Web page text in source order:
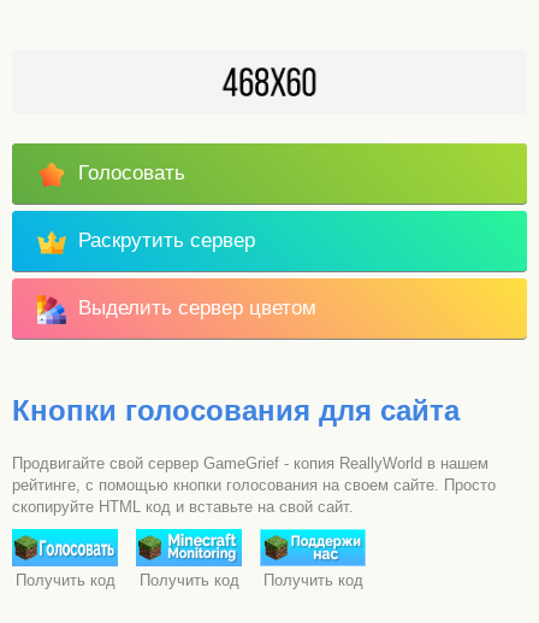
Голосовать
Раскрутить сервер
Выделить сервер цветом
Кнопки голосования для сайта
Продвигайте свой сервер GameGrief - копия ReallyWorld в нашем
рейтинге, с помощью кнопки голосования на своем сайте. Просто
скопируйте HTML код и вставьте на свой сайт.
Получить код Получить код Получить код